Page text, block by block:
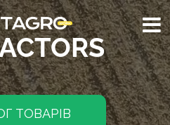
ТОВАРІВ